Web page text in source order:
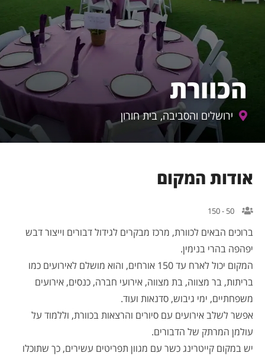
הכוורת
ירושלים והסביבה, בית חורון
אודות המקום
50 - 150
ברוכים הבאים לכוורת, מרכז מבקרים לגידול דבורים וייצור דבש
יפהפה בהרי בנימין.
המקום יכול לארח עד 150 אורחים, והוא מושלם לאירועים כמו
בריתות, בר מצווה, בת מצווה, אירועי חברה, כנסים, אירועים
משפחתיים, ימי גיבוש, סדנאות ועוד.
אפשר לשלב אירועים עם סיורים והרצאות בכוורת, וללמוד על
עולמן המרתק של הדבורים.
יש במקום קייטרינג כשר עם מגוון תפריטים עשירים, כך שתוכלו